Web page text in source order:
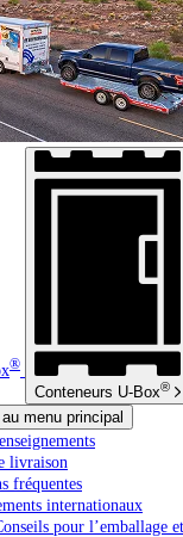
®
Conteneurs U-Box®
menu principal
livraison
fréquentes
internationaux
pour l’emballage